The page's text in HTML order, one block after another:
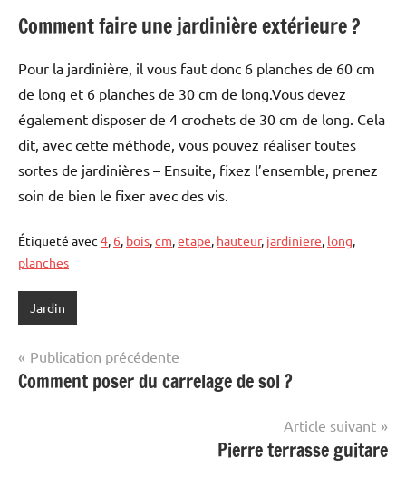
Comment faire une jardinière extérieure ?
Pour la jardinière, il vous faut donc 6 planches de 60 cm
de long et 6 planches de 30 cm de long.Vous devez
également disposer de 4 crochets de 30 cm de long. Cela
dit, avec cette méthode, vous pouvez réaliser toutes
sortes de jardinières – Ensuite, fixez l’ensemble, prenez
soin de bien le fixer avec des vis.
Étiqueté avec 4, 6, bois,cm,etape, hauteur, jardiniere, long,
planches
Jardin
Navigation
de
Publication précédente
Comment poser du carrelage de sol ?
Article suivant
Pierre terrasse guitare